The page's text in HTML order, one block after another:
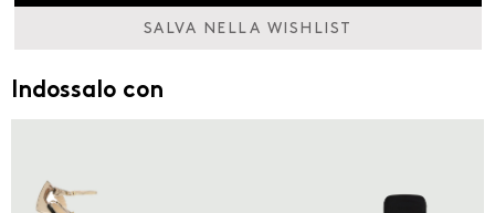
SALVA NELLA WISHLIST
Indossalo con